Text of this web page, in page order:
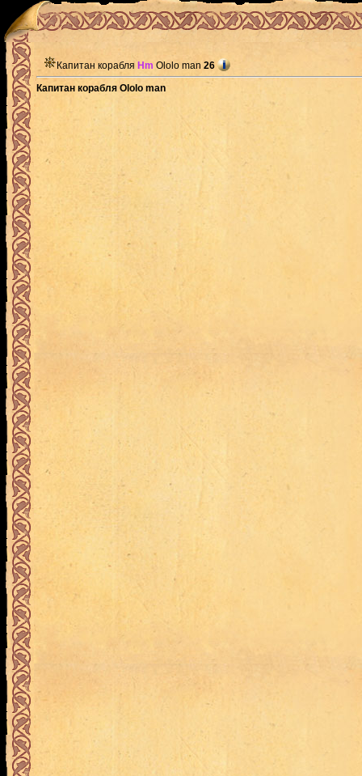
Капитан корабля Hm Ololo man 26
Капитан корабля Ololo man